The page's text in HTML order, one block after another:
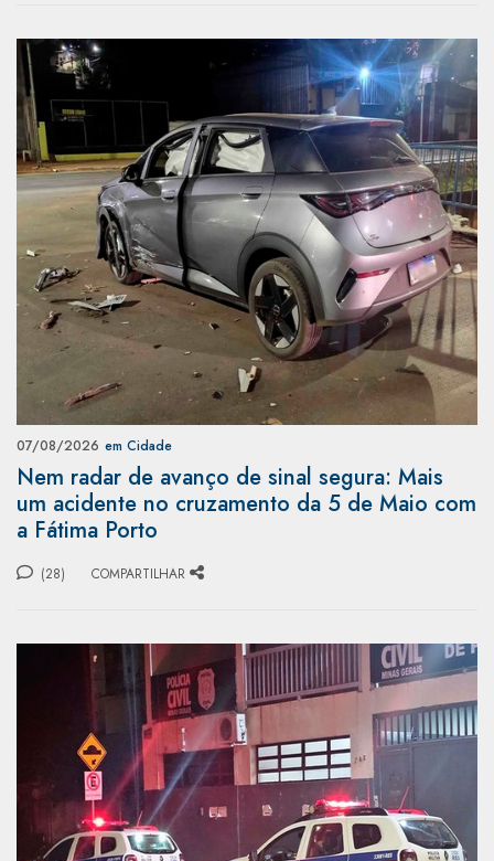
07/08/2026 em Cidade
Nem radar de avanço de sinal segura: Mais
um acidente no cruzamento da 5 de Maio com
a Fátima Porto
(28) COMPARTILHAR